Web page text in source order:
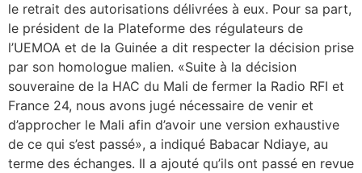
le retrait des autorisations délivrées à eux. Pour sa part,
le président de la Plateforme des régulateurs de
l’UEMOA et de la Guinée a dit respecter la décision prise
par son homologue malien. «Suite à la décision
souveraine de la HAC du Mali de fermer la Radio RFI et
France 24, nous avons jugé nécessaire de venir et
d’approcher le Mali afin d’avoir une version exhaustive
de ce qui s’est passé», a indiqué Babacar Ndiaye, au
terme des échanges. Il a ajouté qu’ils ont passé en revue